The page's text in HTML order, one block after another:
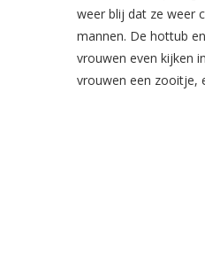
weer blij dat ze weer
mannen. De hottub
vrouwen even kijken
vrouwen een zooitje,